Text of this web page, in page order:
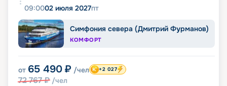
09:0002 июля 2027пт
Симфония севера (Дмитрий Фурманов)
КОМФОРТ
от 65 490 ₽ /чел
72 767₽ /чел
+2 027